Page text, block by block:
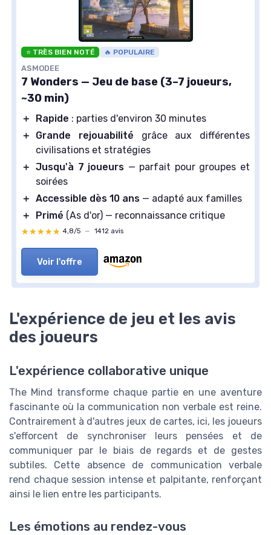
⭐ TRÈS BIEN NOTÉ 🔥 POPULAIRE
ASMODEE
7 Wonders — Jeu de base (3–7 joueurs,
~30 min)
＋ Rapide : parties d'environ 30 minutes
＋
Grande rejouabilité grâce aux différentes
civilisations et stratégies
＋ Jusqu'à 7 joueurs — parfait pour groupes et
soirées
＋ Accessible dès 10 ans — adapté aux familles
＋
Primé (As d'or) — reconnaissance critique
★★★★★
★★★★★ 4,8/5 — 1412 avis
Voir l'offre
L'expérience de jeu et les avis
des joueurs
L'expérience collaborative unique
The Mind transforme chaque partie en une aventure
fascinante où la communication non verbale est reine.
Contrairement à d'autres jeux de cartes, ici, les joueurs
s'efforcent de synchroniser leurs pensées et de
communiquer par le biais de regards et de gestes
subtiles. Cette absence de communication verbale
rend chaque session intense et palpitante, renforçant
ainsi le lien entre les participants.
Les émotions au rendez-vous